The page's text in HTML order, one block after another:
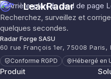
LeakRadar
Recherchez, surveillez et
quelques secondes.
Radar Forge SASU
60 rue François 1er, 75008 Paris,
Conforme RGPD Hébergé en
Produit